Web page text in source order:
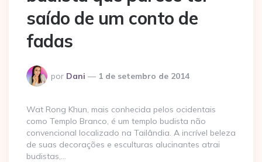
saído de um conto de
fadas
Postado
por
por Dani 1 de setembro de 2014
Wat Rong Khun, mais conhecida pelos ocidentais
como Templo Branco, é um templo budista não
convencional localizado na Tailândia. A incrível beleza
de suas decorações e esculturas alucinantes atrai
budistas,…